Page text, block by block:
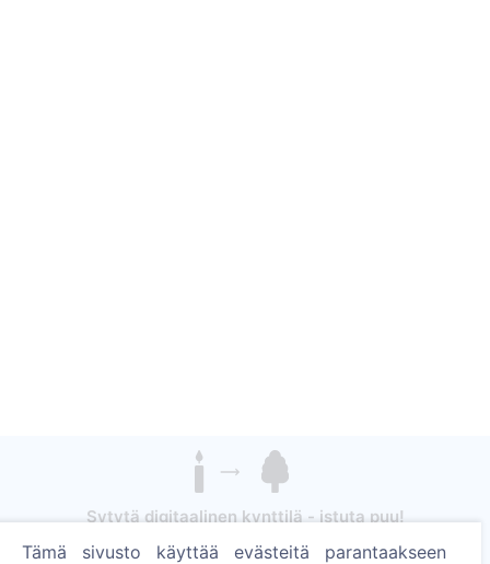
Sytytä digitaalinen kynttilä - istuta puu!
Tämä sivusto käyttää evästeitä parantaakseen